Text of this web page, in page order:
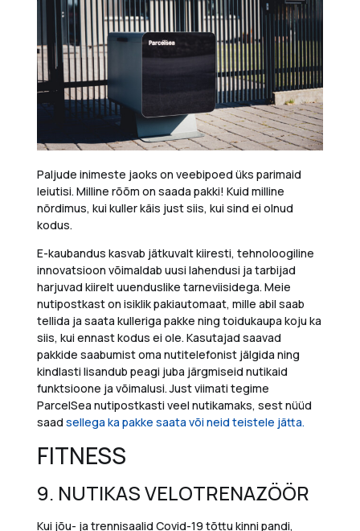
Paljude inimeste jaoks on veebipoed üks parimaid
leiutisi. Milline rõõm on saada pakki! Kuid milline
nördimus, kui kuller käis just siis, kui sind ei olnud
kodus.
E-kaubandus kasvab jätkuvalt kiiresti, tehnoloogiline
innovatsioon võimaldab uusi lahendusi ja tarbijad
harjuvad kiirelt uuenduslike tarneviisidega. Meie
nutipostkast on isiklik pakiautomaat, mille abil saab
tellida ja saata kulleriga pakke ning toidukaupa koju ka
siis, kui ennast kodus ei ole. Kasutajad saavad
pakkide saabumist oma nutitelefonist jälgida ning
kindlasti lisandub peagi juba järgmiseid nutikaid
funktsioone ja võimalusi. Just viimati tegime
ParcelSea nutipostkasti veel nutikamaks, sest nüüd
saad sellega ka pakke saata või neid teistele jätta.
FITNESS
9. NUTIKAS VELOTRENAZÖÖR
Kui jõu- ja trennisaalid Covid-19 tõttu kinni pandi,